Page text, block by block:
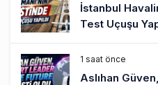
İstanbul
Test Uçuşu
1 saat önce
Aslıhan